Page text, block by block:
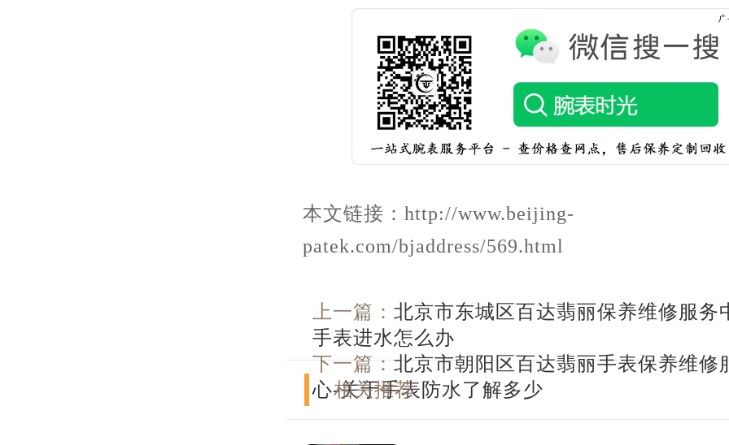
本文链接：http://www.beijing-
patek.com/bjaddress/569.html
上一篇： 北京市东城区百达翡丽保养维修服务
手表进水怎么办
下一篇： 北京市朝阳区百达翡丽手表保养维修
心-关于手表防水了解多少
相关推荐